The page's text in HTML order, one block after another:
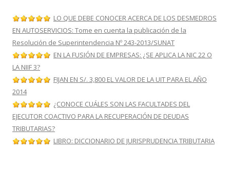
LO QUE DEBE CONOCER ACERCA DE LOS DESMEDROS
EN AUTOSERVICIOS: Tome en cuenta la publicación de la
Resolución de Superintendencia Nº 243-2013/SUNAT
EN LA FUSIÓN DE EMPRESAS: ¿SE APLICA LA NIC 22 O
LA NIIF 3?
FIJAN EN S/. 3,800 EL VALOR DE LA UIT PARA EL AÑO
2014
¿CONOCE CUÁLES SON LAS FACULTADES DEL
EJECUTOR COACTIVO PARA LA RECUPERACIÓN DE DEUDAS
TRIBUTARIAS?
LIBRO: DICCIONARIO DE JURISPRUDENCIA TRIBUTARIA